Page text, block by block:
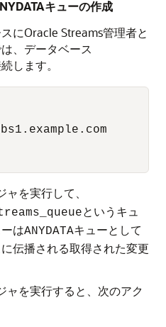
キューの作成
にOracle Streams管理者と
、データベース
します。
ャを実行して、
というキュ
はANYDATAキューとして
伝播される取得された変更
ャを実行すると、次のアク